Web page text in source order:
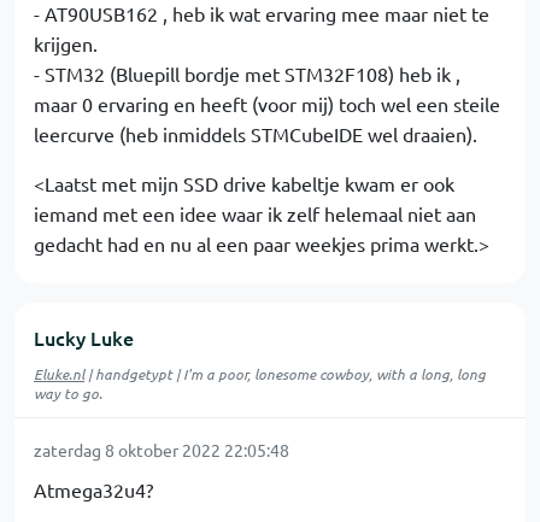
- AT90USB162 , heb ik wat ervaring mee maar niet te
krijgen.
- STM32 (Bluepill bordje met STM32F108) heb ik ,
maar 0 ervaring en heeft (voor mij) toch wel een steile
leercurve (heb inmiddels STMCubeIDE wel draaien).
<Laatst met mijn SSD drive kabeltje kwam er ook
iemand met een idee waar ik zelf helemaal niet aan
gedacht had en nu al een paar weekjes prima werkt.>
Lucky Luke
Eluke.nl| handgetypt | I'm a poor, lonesome cowboy, with a long, long
way to go.
zaterdag 8 oktober 2022 22:05:48
Atmega32u4?